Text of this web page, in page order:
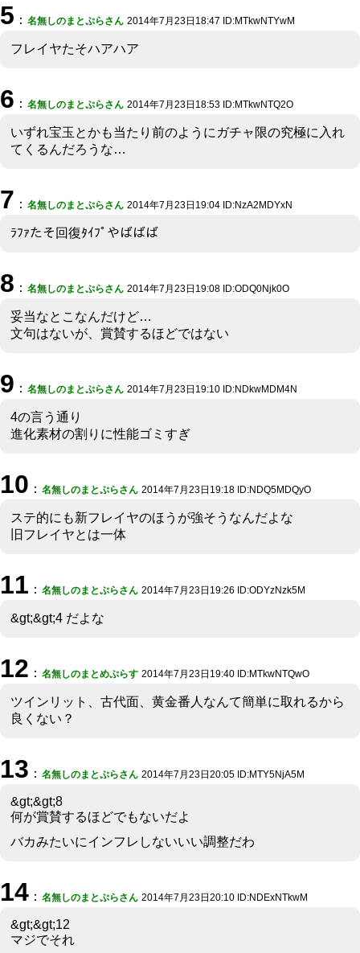
5 ： 名無しのまとぷらさん 2014年7月23日18:47 ID:MTkwNTYwM
フレイヤたそハアハア
6 ： 名無しのまとぷらさん 2014年7月23日18:53 ID:MTkwNTQ2O
いずれ宝玉とかも当たり前のようにガチャ限の究極に入れ
てくるんだろうな…
7 ： 名無しのまとぷらさん 2014年7月23日19:04 ID:NzA2MDYxN
ﾗﾌｧたそ回復ﾀｲﾌﾟやばばば
8 ： 名無しのまとぷらさん 2014年7月23日19:08 ID:ODQ0Njk0O
妥当なとこなんだけど…
文句はないが、賞賛するほどではない
9 ： 名無しのまとぷらさん 2014年7月23日19:10 ID:NDkwMDM4N
4の言う通り
進化素材の割りに性能ゴミすぎ
10 ： 名無しのまとぷらさん 2014年7月23日19:18 ID:NDQ5MDQyO
ステ的にも新フレイヤのほうが強そうなんだよな
旧フレイヤとは一体
11 ： 名無しのまとぷらさん 2014年7月23日19:26 ID:ODYzNzk5M
&gt;&gt;4 だよな
12 ： 名無しのまとめぷらす 2014年7月23日19:40 ID:MTkwNTQwO
ツインリット、古代面、黄金番人なんて簡単に取れるから
良くない？
13 ： 名無しのまとぷらさん 2014年7月23日20:05 ID:MTY5NjA5M
&gt;&gt;8
何が賞賛するほどでもないだよ
バカみたいにインフレしないいい調整だわ
14 ： 名無しのまとぷらさん 2014年7月23日20:10 ID:NDExNTkwM
&gt;&gt;12
マジでそれ